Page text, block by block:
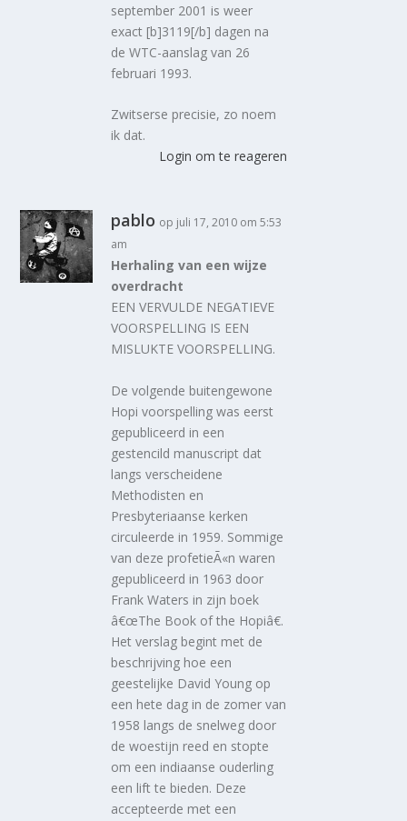
september 2001 is weer
exact [b]3119[/b] dagen na
de WTC-aanslag van 26
februari 1993.
Zwitserse precisie, zo noem
ik dat.
Login om te reageren
pablo op juli 17, 2010 om 5:53
am
Herhaling van een wijze
overdracht
EEN VERVULDE NEGATIEVE
VOORSPELLING IS EEN
MISLUKTE VOORSPELLING.
De volgende buitengewone
Hopi voorspelling was eerst
gepubliceerd in een
gestencild manuscript dat
langs verscheidene
Methodisten en
Presbyteriaanse kerken
circuleerde in 1959. Sommige
van deze profetieÃ«n waren
gepubliceerd in 1963 door
Frank Waters in zijn boek
â€œThe Book of the Hopiâ€.
Het verslag begint met de
beschrijving hoe een
geestelijke David Young op
een hete dag in de zomer van
1958 langs de snelweg door
de woestijn reed en stopte
om een indiaanse ouderling
een lift te bieden. Deze
accepteerde met een